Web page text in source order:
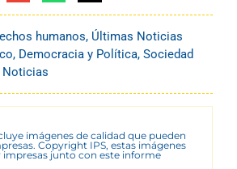
humanos, Últimas Noticias
, Democracia y Política, Sociedad
imágenes de calidad que pueden
Copyright IPS, estas imágenes
impresas junto con este informe